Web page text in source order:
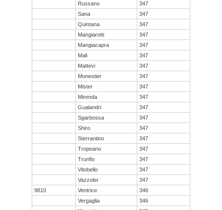
Russano
347
Sana
347
Quintana
347
Mangiarotti
347
Mangiacapra
347
Mali
347
Mattevi
347
Monestier
347
Mister
347
Mirenda
347
Gualandri
347
Sgarbossa
347
Shiro
347
Sterrantino
347
Tropeano
347
Trunfio
347
Vitobello
347
Vazzoler
347
9810
Ventrice
346
Vergaglia
346